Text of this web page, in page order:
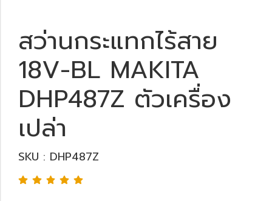
สว่านกระแทกไร้สาย
18V-BL MAKITA
DHP487Z ตัวเครื่อง
เปล่า
SKU : DHP487Z